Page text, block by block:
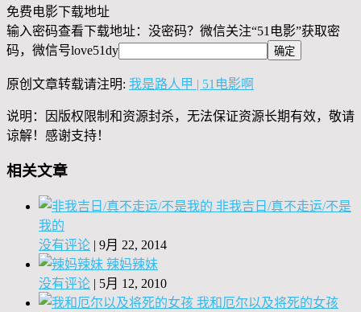
免费电影下载地址
输入密码查看下载地址：没密码？微信关注“51电影”获取密
码，微信号love51dy
原创文章转载请注明: 我是路人甲 | 51电影啊
说明：因版权限制和资源封杀，无法保证资源长期有效，敬请
谅解！感谢支持！
相关文章
非我吉日/真不走运/不是
我的
没有评论 | 9月 22, 2014
辣妈辣妹
没有评论 | 5月 12, 2010
我和厄尔以及将死的女孩